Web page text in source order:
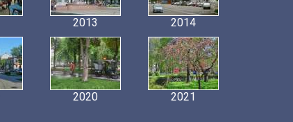
2013 2014
2020 2021